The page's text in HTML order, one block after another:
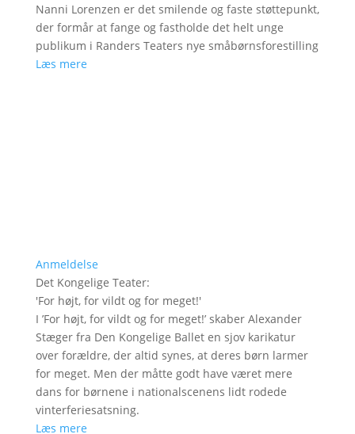
Nanni Lorenzen er det smilende og faste støttepunkt,
der formår at fange og fastholde det helt unge
publikum i Randers Teaters nye småbørnsforestilling
Læs mere
Anmeldelse
Det Kongelige Teater:
'For højt, for vildt og for meget!'
I ’For højt, for vildt og for meget!’ skaber Alexander
Stæger fra Den Kongelige Ballet en sjov karikatur
over forældre, der altid synes, at deres børn larmer
for meget. Men der måtte godt have været mere
dans for børnene i nationalscenens lidt rodede
vinterferiesatsning.
Læs mere